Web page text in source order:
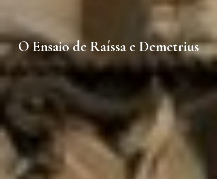
O Ensaio de Raíssa e Demetrius